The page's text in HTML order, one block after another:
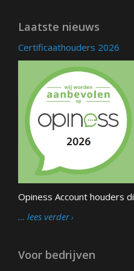
Laatste nieuws
Certificaathouders 2026
Opiness Account houders
… lees verder
Voor bedrijven